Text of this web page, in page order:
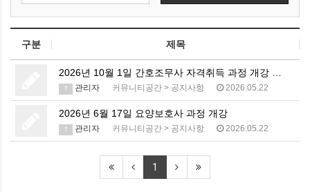
구분 제목
2026년 10월 1일 간호조무사 자격취득 과정 개강 …
7 관리자 커뮤니티공간 > 공지사항 2026.05.22
2026년 6월 17일 요양보호사 과정 개강
7 관리자 커뮤니티공간 > 공지사항 2026.05.22
1